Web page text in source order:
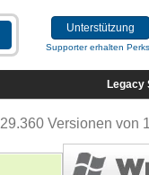
Unterstützung
Supporter erhalten Perks
Legacy
29.360 Versionen von